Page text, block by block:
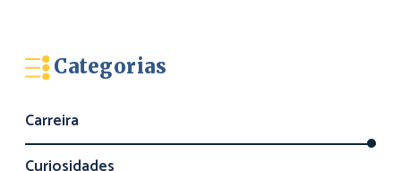
Categorias
Carreira